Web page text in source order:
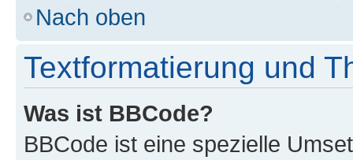
Nach oben
Textformatierung und
Was ist BBCode?
BBCode ist eine spezielle